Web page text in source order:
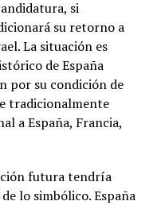
si
su retorno a
La situación es
de España
por su condición de
tradicionalmente
a España, Francia,
futura tendría
lo simbólico. España